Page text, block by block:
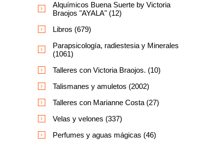
Alquímicos Buena Suerte by Victoria
Braojos "AYALA" (12)
Libros (679)
Parapsicología, radiestesia y Minerales
(1061)
Talleres con Victoria Braojos. (10)
Talismanes y amuletos (2002)
Talleres con Marianne Costa (27)
Velas y velones (337)
Perfumes y aguas mágicas (46)